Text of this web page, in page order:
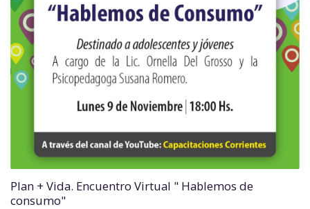
Plan + Vida. Encuentro Virtual " Hablemos de
consumo"